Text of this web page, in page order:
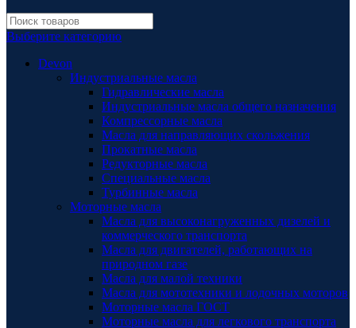
Выберите категорию
Devon
Индустриальные масла
Гидравлические масла
Индустриальные масла общего назначения
Компрессорные масла
Масла для направляющих скольжения
Прокатные масла
Редукторные масла
Специальные масла
Турбинные масла
Моторные масла
Масла для высоконагруженных дизелей и
коммерческого транспорта
Масла для двигателей, работающих на
природном газе
Масла для малой техники
Масла для мототехники и лодочных моторов
Моторные масла ГОСТ
Моторные масла для легкового транспорта